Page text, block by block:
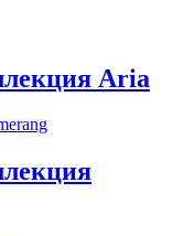
Aria